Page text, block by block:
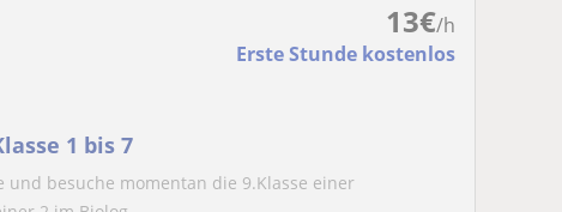
13€/h
Erste Stunde kostenlos
1 bis 7
besuche momentan die 9.Klasse einer